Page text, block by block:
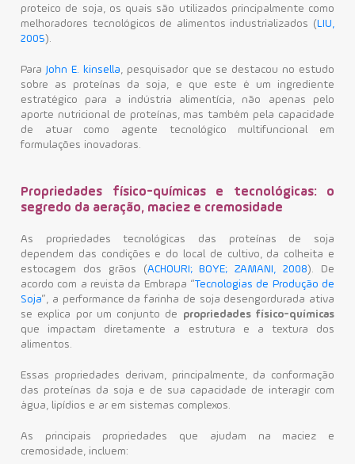
proteico de soja, os quais são utilizados principalmente como
melhoradores tecnológicos de alimentos industrializados (LIU,
2005).
ParaJohn E. kinsella, pesquisador que se destacou no estudo
sobre as proteínas da soja, e que este é um ingrediente
estratégico para a indústria alimentícia, não apenas pelo
aporte nutricional de proteínas, mas também pela capacidade
de atuar como agente tecnológico multifuncional em
formulações inovadoras.
Propriedades físico-químicas e tecnológicas: o
segredo da aeração, maciez e cremosidade
As propriedades tecnológicas das proteínas de soja
dependem das condições e do local de cultivo, da colheita e
estocagem dos grãos (ACHOURI; BOYE; ZAMANI, 2008). De
acordo com a revista da Embrapa “Tecnologias de Produção de
Soja”, a performance da farinha de soja desengordurada ativa
se explica por um conjunto de propriedades físico-químicas
que impactam diretamente a estrutura e a textura dos
alimentos.
Essas propriedades derivam, principalmente, da conformação
das proteínas da soja e de sua capacidade de interagir com
água, lipídios e ar em sistemas complexos.
As principais propriedades que ajudam na maciez e
cremosidade, incluem: